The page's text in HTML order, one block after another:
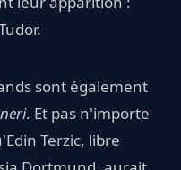
sont également
. Et pas n'importe
Terzic, libre